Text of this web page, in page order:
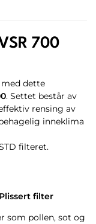
700
dette
. Settet består av
rensing av
inneklima
filteret.
filter
som pollen, sot og